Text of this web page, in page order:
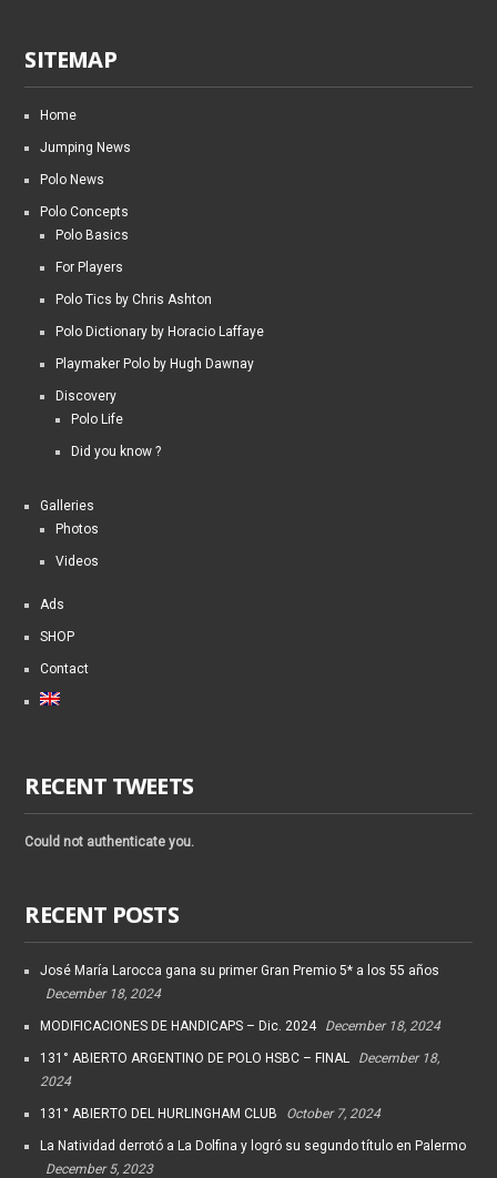
SITEMAP
Home
Jumping News
Polo News
Polo Concepts
Polo Basics
For Players
Polo Tics by Chris Ashton
Polo Dictionary by Horacio Laffaye
Playmaker Polo by Hugh Dawnay
Discovery
Polo Life
Did you know ?
Galleries
Photos
Videos
Ads
SHOP
Contact
RECENT TWEETS
Could not authenticate you.
RECENT POSTS
José María Larocca gana su primer Gran Premio 5* a los 55 años
December 18, 2024
MODIFICACIONES DE HANDICAPS – Dic. 2024 December 18, 2024
131° ABIERTO ARGENTINO DE POLO HSBC – FINAL
December 18,
2024
131° ABIERTO DEL HURLINGHAM CLUB October 7, 2024
La Natividad derrotó a La Dolfina y logró su segundo título en Palermo
December 5, 2023